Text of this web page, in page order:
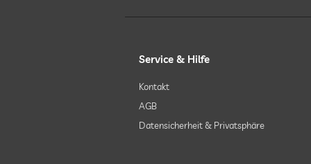
Service & Hilfe
Kontakt
AGB
Datensicherheit & Privatsphäre